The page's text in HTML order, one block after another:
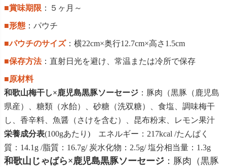
■賞味期限 ：５ヶ月～
■形態 ：パウチ
■パウチのサイズ：横22cm×奥行12.7cm×高さ1.5cm
■保存方法：直射日光を避け、常温または冷所で保存
■原材料
和歌山梅干し×鹿児島黒豚ソーセージ ：豚肉（黒豚（鹿児島
県産）、糖類（水飴）、砂糖（洗双糖）、食塩、調味梅干
し、香辛料、魚醤（さけを含む）、昆布粉末、レモン果汁
栄養成分表(100gあたり) エネルギー：217kcal /たんぱく
質：14.1g /脂質：16.7g/ 炭水化物：2.5g/ 塩分相当量：1.3g
和歌山じゃばら×鹿児島黒豚ソーセージ ：豚肉（黒豚